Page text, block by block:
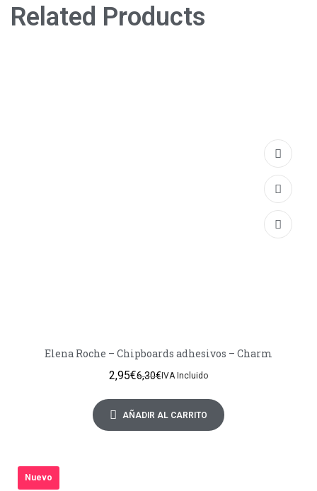
Related Products
Elena Roche – Chipboards adhesivos – Charm
6,30€
2,95€ IVA Incluido
AÑADIR AL CARRITO
Nuevo